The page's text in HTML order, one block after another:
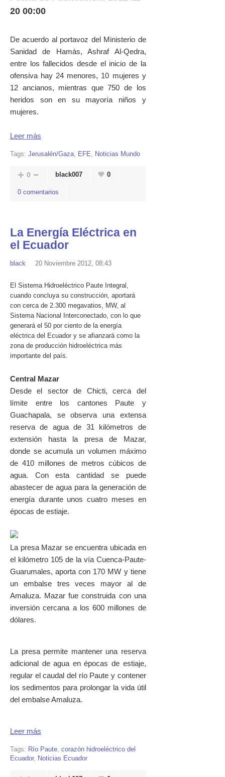
20 00:00
De acuerdo al portavoz del Ministerio de
Sanidad de Hamás, Ashraf Al-Qedra,
entre los fallecidos desde el inicio de la
ofensiva hay 24 menores, 10 mujeres y
12 ancianos, mientras que 750 de los
heridos son en su mayoría niños y
mujeres.
Leer más
Tags: Jerusalén/Gaza, EFE, Noticias Mundo
0 black007 0
0 comentarios
La Energía Eléctrica en
el Ecuador
black 20 Noviembre 2012, 08:43
El Sistema Hidroeléctrico Paute Integral,
cuando concluya su construcción, aportará
con cerca de 2.300 megavatios, MW, al
Sistema Nacional Interconectado, con lo que
generará el 50 por ciento de la energía
eléctrica del Ecuador y se afianzará como la
zona de producción hidroeléctrica más
importante del país.
Central Mazar
Desde el sector de Chicti, cerca del
límite entre los cantones Paute y
Guachapala, se observa una extensa
reserva de agua de 31 kilómetros de
extensión hasta la presa de Mazar,
donde se acumula un volumen máximo
de 410 millones de metros cúbicos de
agua. Con esta cantidad se puede
abastecer de agua para la generación de
energía durante unos cuatro meses en
épocas de estiaje.
La presa Mazar se encuentra ubicada en
el kilómetro 105 de la vía Cuenca-Paute-
Guarumales, aporta con 170 MW y tiene
un embalse tres veces mayor al de
Amaluza. Mazar fue construida con una
inversión cercana a los 600 millones de
dólares.
La presa permite mantener una reserva
adicional de agua en épocas de estiaje,
regular el caudal del río Paute y contener
los sedimentos para prolongar la vida útil
del embalse Amaluza.
Leer más
Tags: Río Paute, corazón hidroeléctrico del
Ecuador, Noticias Ecuador